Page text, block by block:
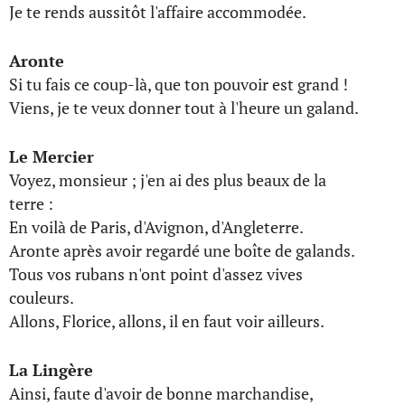
Je te rends aussitôt l'affaire accommodée.
Aronte
Si tu fais ce coup-là, que ton pouvoir est grand !
Viens, je te veux donner tout à l'heure un galand.
Le Mercier
Voyez, monsieur ; j'en ai des plus beaux de la
terre :
En voilà de Paris, d'Avignon, d'Angleterre.
Aronte après avoir regardé une boîte de galands.
Tous vos rubans n'ont point d'assez vives
couleurs.
Allons, Florice, allons, il en faut voir ailleurs.
La Lingère
Ainsi, faute d'avoir de bonne marchandise,